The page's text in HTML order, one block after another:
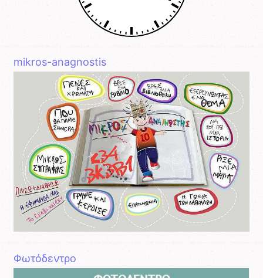
mikros-anagnostis
Φωτόδεντρο